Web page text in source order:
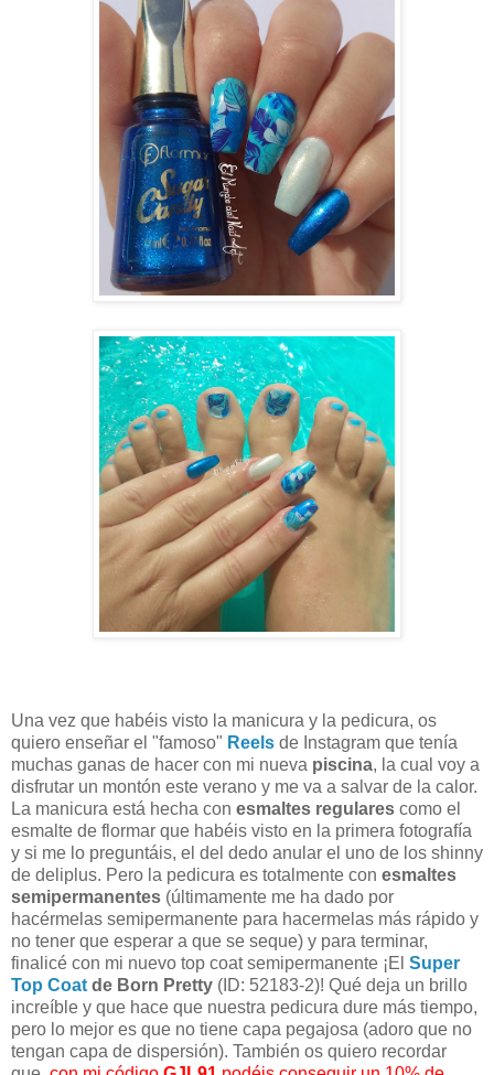
Una vez que habéis visto la manicura y la pedicura, os
quiero enseñar el "famoso" Reels de Instagram que tenía
muchas ganas de hacer con mi nueva piscina, la cual voy a
disfrutar un montón este verano y me va a salvar de la calor.
La manicura está hecha con esmaltes regulares como el
esmalte de flormar que habéis visto en la primera fotografía
y si me lo preguntáis, el del dedo anular el uno de los shinny
de deliplus. Pero la pedicura es totalmente con esmaltes
semipermanentes (últimamente me ha dado por
hacérmelas semipermanente para hacermelas más rápido y
no tener que esperar a que se seque) y para terminar,
finalicé con mi nuevo top coat semipermanente ¡El Super
Top Coat de Born Pretty (ID: 52183-2)! Qué deja un brillo
increíble y que hace que nuestra pedicura dure más tiempo,
pero lo mejor es que no tiene capa pegajosa (adoro que no
tengan capa de dispersión). También os quiero recordar